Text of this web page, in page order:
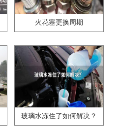
火花塞更换周期
玻璃水冻住了如何解决？